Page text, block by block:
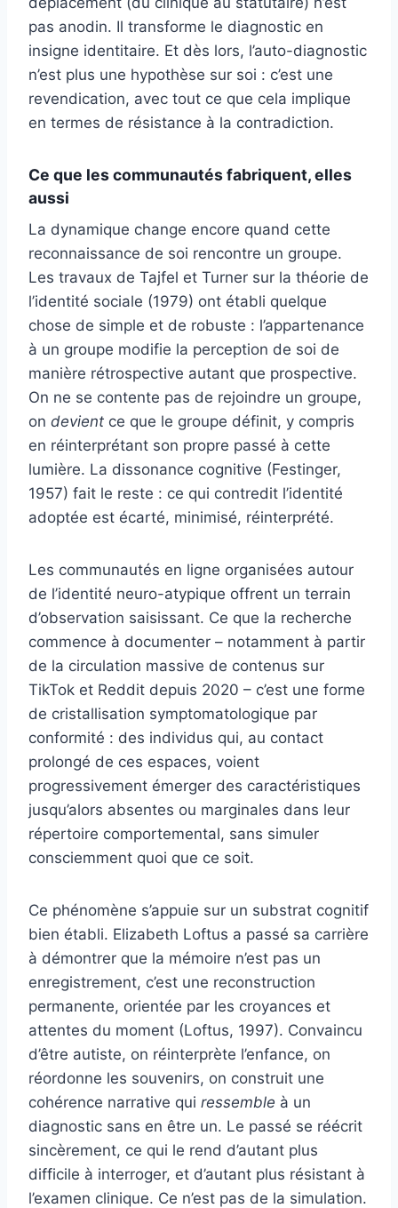
pas anodin. Il transforme le diagnostic en
insigne identitaire. Et dès lors, l’auto-diagnostic
n’est plus une hypothèse sur soi : c’est une
revendication, avec tout ce que cela implique
en termes de résistance à la contradiction.
Ce que les communautés fabriquent, elles
aussi
La dynamique change encore quand cette
reconnaissance de soi rencontre un groupe.
Les travaux de Tajfel et Turner sur la théorie de
l’identité sociale (1979) ont établi quelque
chose de simple et de robuste : l’appartenance
à un groupe modifie la perception de soi de
manière rétrospective autant que prospective.
On ne se contente pas de rejoindre un groupe,
on devient ce que le groupe définit, y compris
en réinterprétant son propre passé à cette
lumière. La dissonance cognitive (Festinger,
1957) fait le reste : ce qui contredit l’identité
adoptée est écarté, minimisé, réinterprété.
Les communautés en ligne organisées autour
de l’identité neuro-atypique offrent un terrain
d’observation saisissant. Ce que la recherche
commence à documenter – notamment à partir
de la circulation massive de contenus sur
TikTok et Reddit depuis 2020 – c’est une forme
de cristallisation symptomatologique par
conformité : des individus qui, au contact
prolongé de ces espaces, voient
progressivement émerger des caractéristiques
jusqu’alors absentes ou marginales dans leur
répertoire comportemental, sans simuler
consciemment quoi que ce soit.
Ce phénomène s’appuie sur un substrat cognitif
bien établi. Elizabeth Loftus a passé sa carrière
à démontrer que la mémoire n’est pas un
enregistrement, c’est une reconstruction
permanente, orientée par les croyances et
attentes du moment (Loftus, 1997). Convaincu
d’être autiste, on réinterprète l’enfance, on
réordonne les souvenirs, on construit une
cohérence narrative qui ressemble à un
diagnostic sans en être un. Le passé se réécrit
sincèrement, ce qui le rend d’autant plus
difficile à interroger, et d’autant plus résistant à
l’examen clinique. Ce n’est pas de la simulation.